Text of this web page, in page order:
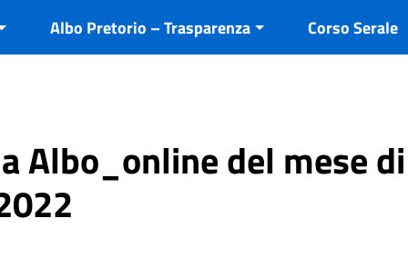
Albo Pretorio – Trasparenza Corso Serale
Albo_online del mese di